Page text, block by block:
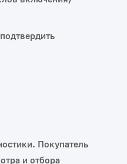
Покупатель
и отбора